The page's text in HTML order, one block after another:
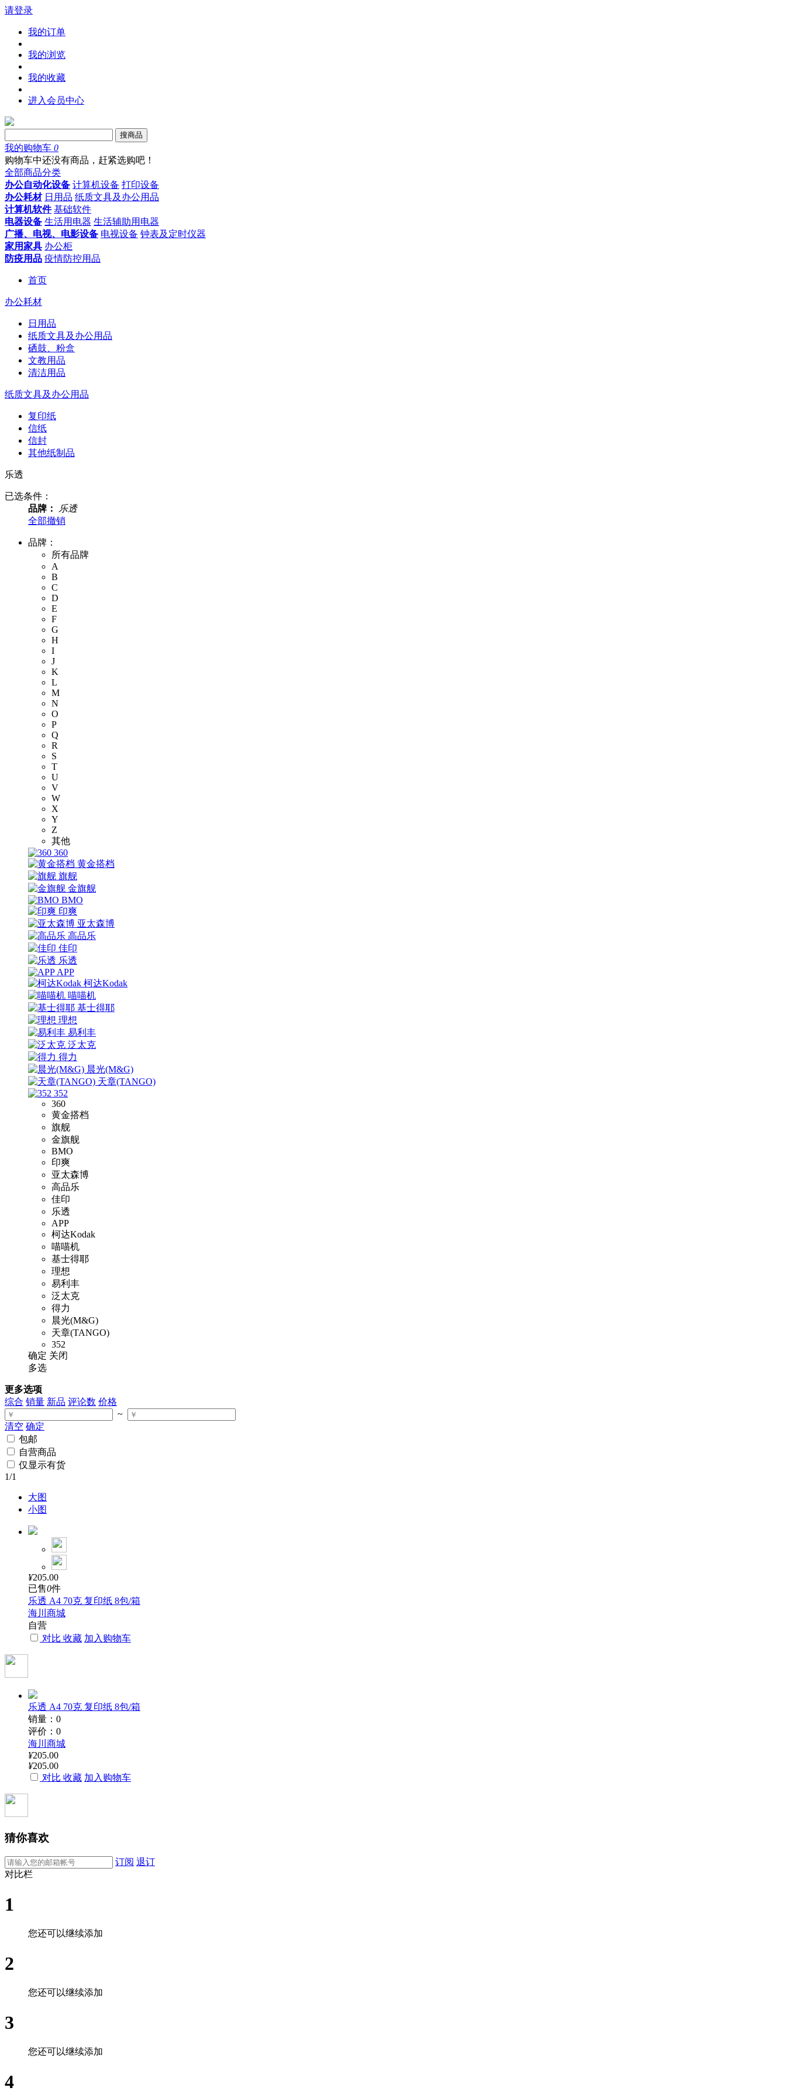
请登录
我的订单
我的浏览
我的收藏
进入会员中心
搜商品
我的购物车 0
购物车中还没有商品，赶紧选购吧！
全部商品分类
办公自动化设备 计算机设备 打印设备
办公耗材 日用品 纸质文具及办公用品
计算机软件 基础软件
电器设备 生活用电器 生活辅助用电器
广播、电视、电影设备 电视设备 钟表及定时仪器
家用家具 办公柜
防疫用品 疫情防控用品
首页
办公耗材
日用品
纸质文具及办公用品
硒鼓、粉盒
文教用品
清洁用品
纸质文具及办公用品
复印纸
信纸
信封
其他纸制品
乐透
已选条件：
品牌：
乐透
全部撤销
品牌：
所有品牌
A
B
C
D
E
F
G
H
I
J
K
L
M
N
O
P
Q
R
S
T
U
V
W
X
Y
Z
其他
360
黄金搭档
旗舰
金旗舰
BMO
印爽
亚太森博
高品乐
佳印
乐透
APP
柯达Kodak
喵喵机
基士得耶
理想
易利丰
泛太克
得力
晨光(M&G)
天章(TANGO)
352
360
黄金搭档
旗舰
金旗舰
BMO
印爽
亚太森博
高品乐
佳印
乐透
APP
柯达Kodak
喵喵机
基士得耶
理想
易利丰
泛太克
得力
晨光(M&G)
天章(TANGO)
352
确定 关闭
多选
更多选项
综合 销量 新品 评论数 价格
~
清空 确定
包邮
自营商品
仅显示有货
1/1
大图
小图
¥205.00
已售0件
乐透 A4 70克 复印纸 8包/箱
海川商城
自营
对比 收藏 加入购物车
乐透 A4 70克 复印纸 8包/箱
销量：0
评价：0
海川商城
¥205.00
¥205.00
对比 收藏 加入购物车
猜你喜欢
订阅 退订
对比栏
1
您还可以继续添加
2
您还可以继续添加
3
您还可以继续添加
4